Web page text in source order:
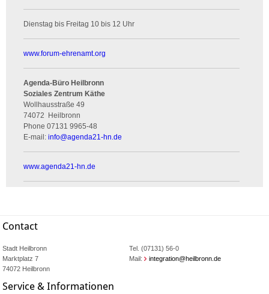
Dienstag bis Freitag 10 bis 12 Uhr
www.forum-ehrenamt.org
Agenda-Büro Heilbronn
Soziales Zentrum Käthe
Wollhausstraße 49
74072
Heilbronn
Phone 07131 9965-48
E-mail: info@agenda21-hn.de
www.agenda21-hn.de
Contact
Stadt Heilbronn
Marktplatz 7
74072 Heilbronn
Tel. (07131) 56-0
Mail:
integration@heilbronn.de
Service & Informationen